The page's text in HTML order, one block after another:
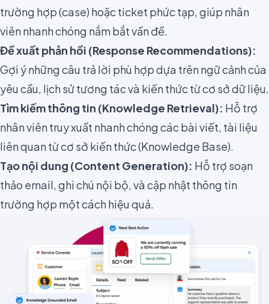
trường hợp (case) hoặc ticket phức tạp, giúp nhân
viên nhanh chóng nắm bắt vấn đề.
Đề xuất phản hồi (Response Recommendations):
Gợi ý những câu trả lời phù hợp dựa trên ngữ cảnh của
yêu cầu, lịch sử tương tác và kiến thức từ cơ sở dữ liệu.
Tìm kiếm thông tin (Knowledge Retrieval): Hỗ trợ
nhân viên truy xuất nhanh chóng các bài viết, tài liệu
liên quan từ cơ sở kiến thức (Knowledge Base).
Tạo nội dung (Content Generation): Hỗ trợ soạn
thảo email, ghi chú nội bộ, và cập nhật thông tin
trường hợp một cách hiệu quả.